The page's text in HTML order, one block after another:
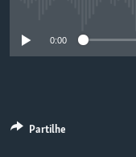
0:00
Partilhe